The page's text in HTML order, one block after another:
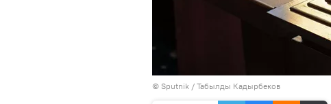
© Sputnik / Табылды Кадырбеков